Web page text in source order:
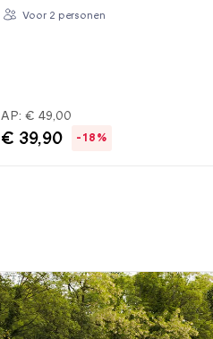
Voor 2 personen
AP: € 49,00
€ 39,90 -18%